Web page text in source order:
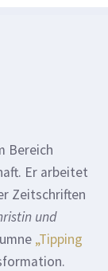
Bereich
Er arbeitet
Zeitschriften
und
„Tipping